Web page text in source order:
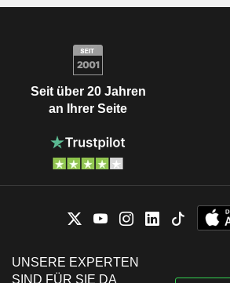
Seit über 20 Jahren
an Ihrer Seite
UNSERE EXPERTEN
SIND FÜR SIE DA